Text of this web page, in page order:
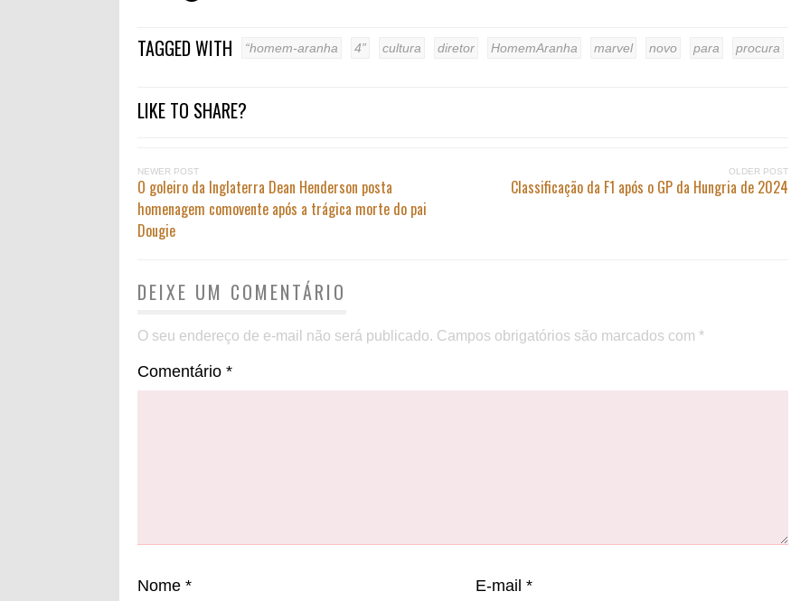
TAGGED WITH “homem-aranha 4” cultura diretor HomemAranha marvel novo para procura
LIKE TO SHARE?
NEWER POST
O goleiro da Inglaterra Dean Henderson posta
homenagem comovente após a trágica morte do pai
Dougie
OLDER POST
Classificação da F1 após o GP da Hungria de 2024
DEIXE UM COMENTÁRIO
O seu endereço de e-mail não será publicado. Campos obrigatórios são marcados com *
Comentário *
Nome * E-mail*